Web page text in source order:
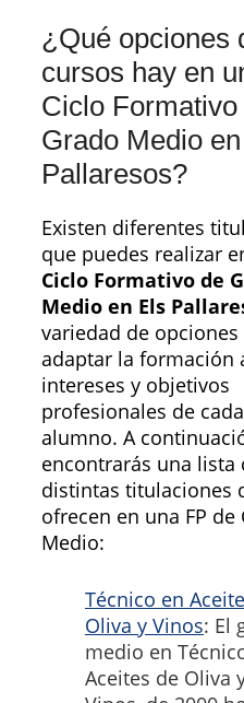
¿Qué opciones
cursos hay en
Ciclo Formativo
Grado Medio
Pallaresos?
Existen diferentes
que puedes realizar
Ciclo Formativo de
Medio en Els
variedad de
adaptar la formación
intereses y objetivos
profesionales de cada
alumno. A
encontrarás una lista
distintas titulaciones
ofrecen en una FP de
Medio:
Técnico en
Oliva y Vinos: El
medio en
Aceites de Oliva